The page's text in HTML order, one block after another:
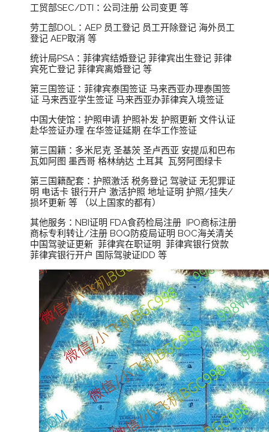
工贸部SEC/DTI：公司注册 公司变更 等
劳工部DOL：AEP 员工登记 员工开除登记 海外员工
登记 AEP取消 等
统计局PSA：菲律宾结婚登记 菲律宾出生登记 菲律
宾死亡登记 菲律宾离婚登记 等
第三国签证：菲律宾泰国签证 马来西亚办理泰国签
证 马来西亚学生签证 马来西亚办菲律宾入境签证
中国大使馆：护照申请 护照补发 护照更新 文件认证
赴华签证办理 在华签证延期 在华工作签证
第三国籍：多米尼克 圣基茨 圣卢西亚 安提瓜和巴布
瓦如阿图 墨西哥 格林纳达 土耳其 瓦努阿图绿卡
第三国籍配套：护照激活 税务登记 驾驶证 无犯罪证
明 电话卡 银行开户 激活护照 地址证明 护照/挂失/
损坏更新 等 （以上国家的都有）
其他服务：NBI证明 FDA食药检局注册 IPO商标注册
商标专利转让/注册 BOQ防疫局证明 BOC海关清关
中国驾驶证更新 菲律宾在职证明 菲律宾银行贷款
菲律宾银行开户 国际驾驶证IDD 等